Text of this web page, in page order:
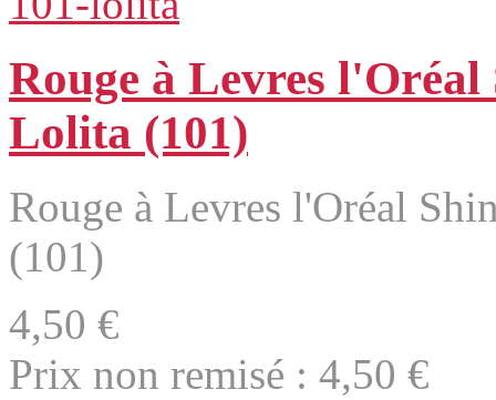
Rouge à Levres l'Oréal
Lolita (101)
Rouge à Levres l'Oréal
(101)
4,50 €
Prix non remisé : 4,50 €